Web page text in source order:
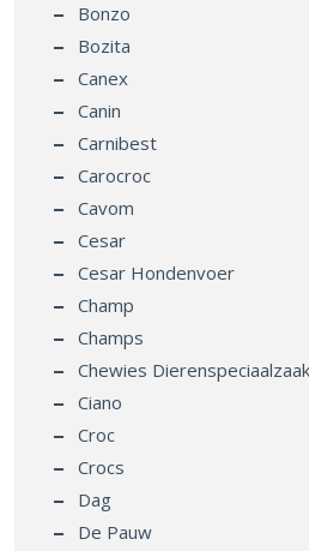
Bonzo
Bozita
Canex
Canin
Carnibest
Carocroc
Cavom
Cesar
Cesar Hondenvoer
Champ
Champs
Chewies Dierenspeciaalzaak
Ciano
Croc
Crocs
Dag
De Pauw